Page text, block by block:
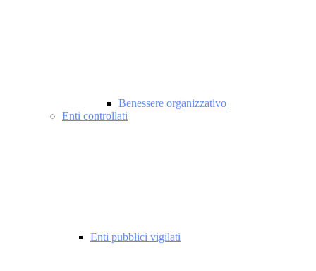
Benessere organizzativo
Enti controllati
Enti pubblici vigilati